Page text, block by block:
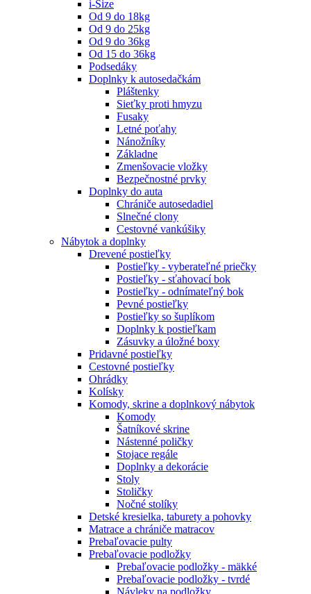
i-Size
Od 9 do 18kg
Od 9 do 25kg
Od 9 do 36kg
Od 15 do 36kg
Podsedáky
Doplnky k autosedačkám
Pláštenky
Sieťky proti hmyzu
Fusaky
Letné poťahy
Nánožníky
Základne
Zmenšovacie vložky
Bezpečnostné prvky
Doplnky do auta
Chrániče autosedadiel
Slnečné clony
Cestovné vankúšiky
Nábytok a doplnky
Drevené postieľky
Postieľky - vyberateľné priečky
Postieľky - sťahovací bok
Postieľky - odnímateľný bok
Pevné postieľky
Postieľky so šuplíkom
Doplnky k postieľkam
Zásuvky a úložné boxy
Pridavné postieľky
Cestovné postieľky
Ohrádky
Kolísky
Komody, skrine a doplnkový nábytok
Komody
Šatníkové skrine
Nástenné poličky
Stojace regále
Doplnky a dekorácie
Stoly
Stoličky
Nočné stolíky
Detské kresielka, taburety a pohovky
Matrace a chrániče matracov
Prebaľovacie pulty
Prebaľovacie podložky
Prebaľovacie podložky - mäkké
Prebaľovacie podložky - tvrdé
Návleky na podložky